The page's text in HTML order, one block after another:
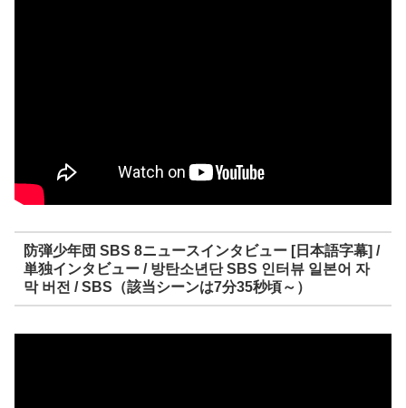
防弾少年団 SBS 8ニュースインタビュー [日本語字幕] /
単独インタビュー / 방탄소년단 SBS 인터뷰 일본어 자
막 버전 / SBS（該当シーンは7分35秒頃～）